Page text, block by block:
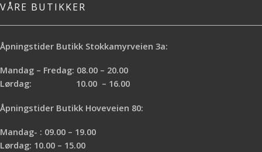
VÅRE BUTIKKER
Åpningstider Butikk Stokkamyrveien 3a:
Mandag – Fredag: 08.00 – 20.00
Lørdag: 10.00 – 16.00
Åpningstider Butikk Hoveveien 80:
Mandag- : 09.00 – 19.00
Lørdag: 10.00 – 15.00